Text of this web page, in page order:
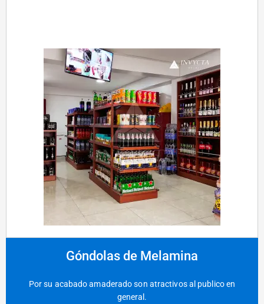
Góndolas de Melamina
Por su acabado amaderado son atractivos al publico en
general.